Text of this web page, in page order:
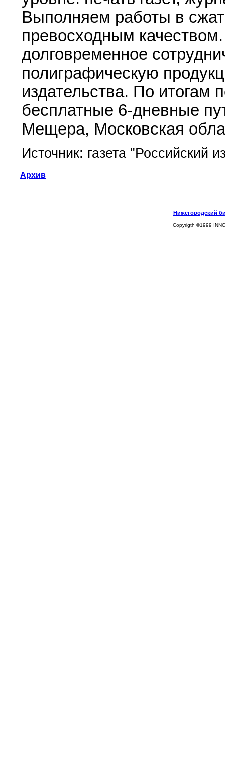
Выполняем работы в
превосходным
долговременное
полиграфическую
издательства. По итогам
бесплатные 6-дневные
Мещера, Московская
Источник: газета "Российский
Архив
Нижегородский
Copyrigth ©1999